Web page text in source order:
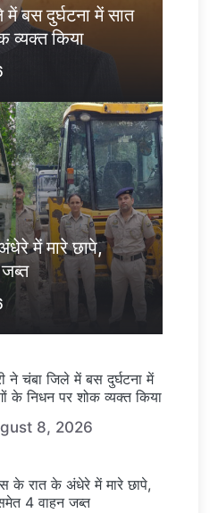
बस दुर्घटना में सात
व्यक्त किया
में मारे छापे,
ने चंबा जिले में बस दुर्घटना में
के निधन पर शोक व्यक्त किया
8, 2026
के रात के अंधेरे में मारे छापे,
4 वाहन जब्त